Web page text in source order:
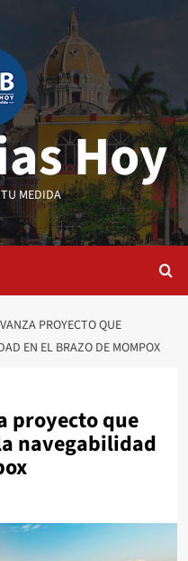
Hoy
MEDIDA
PROYECTO QUE
EN EL BRAZO DE MOMPOX
proyecto que
navegabilidad